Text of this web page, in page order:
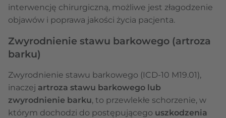
interwencję chirurgiczną, możliwe jest złagodzenie
objawów i poprawa jakości życia pacjenta.
Zwyrodnienie stawu barkowego (artroza
barku)
Zwyrodnienie stawu barkowego (ICD-10 M19.01),
inaczej artroza stawu barkowego lub
zwyrodnienie barku, to przewlekłe schorzenie, w
którym dochodzi do postępującego uszkodzenia